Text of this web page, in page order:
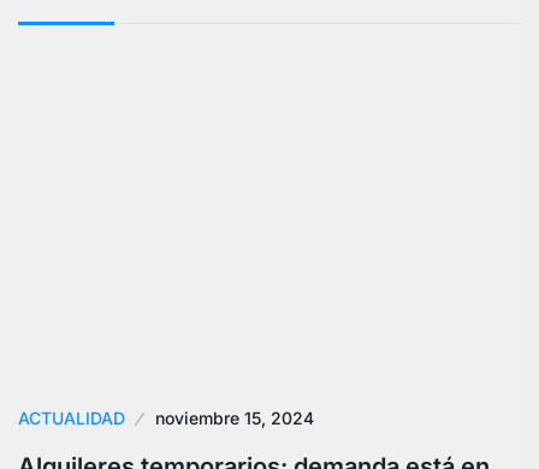
ACTUALIDAD noviembre 15, 2024